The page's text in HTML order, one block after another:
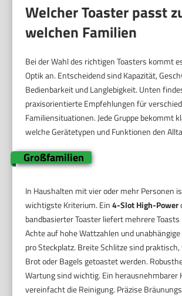
Welcher Toaster passt
welchen Familien
Bei der Wahl des richtigen Toasters kommt
Optik an. Entscheidend sind Kapazität,
Bedienbarkeit und Langlebigkeit. Unten
praxisorientierte Empfehlungen für
Familiensituationen. Jede Gruppe bekommt
welche Gerätetypen und Funktionen den
Großfamilien
In Haushalten mit vier oder mehr Personen
wichtigste Kriterium. Ein4-Slot High-Power
bandbasierter Toaster liefert mehrere Toasts
Achte auf hohe Wattzahlen und
pro Steckplatz. Breite Schlitze sind
Brot oder Bagels getoastet werden.
Wartung sind wichtig. Ein herausnehmbarer
vereinfacht die Reinigung. Präzise